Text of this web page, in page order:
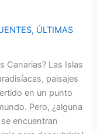
, ÚLTIMAS
Canarias? Las Islas
paisajes
en un punto
Pero, ¿alguna
encuentran